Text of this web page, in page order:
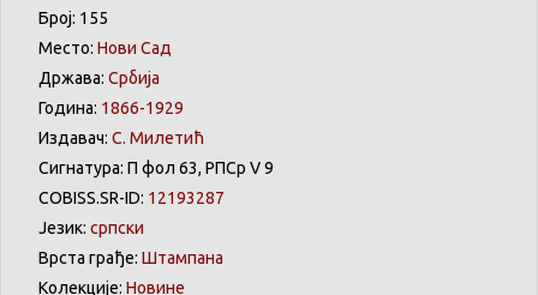
Број: 155
Место: Нови Сад
Држава: Србија
Година: 1866-1929
Издавач: С. Милетић
Сигнатура: П фол 63, РПСр V 9
COBISS.SR-ID: 12193287
Језик: српски
Врста грађе: Штампана
Колекције: Новине